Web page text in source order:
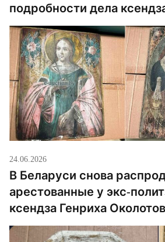
подробности дела
24.06.2026
В Беларуси снова
арестованные у экс-
ксендза Генриха